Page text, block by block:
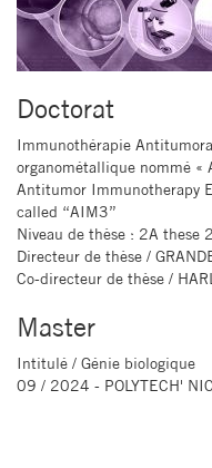
Doctorat
Immunothérapie
organométallique nommé «
Antitumor Immunotherapy
called “AIM3”
Niveau de thèse : 2A these
Directeur de thèse /
Co-directeur de thèse /
Master
Intitulé / Génie biologique
09 / 2024 - POLYTECH'